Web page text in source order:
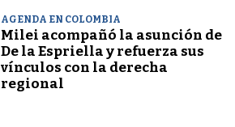
AGENDA EN COLOMBIA
Milei acompañó la asunción de
De la Espriella y refuerza sus
vínculos con la derecha
regional